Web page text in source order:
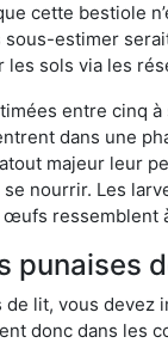
cette bestiole
estimer
sols via les
entre cinq
dans une
majeur leur
nourrir. Les
ressemblent
punaises
lit, vous devez
donc dans les